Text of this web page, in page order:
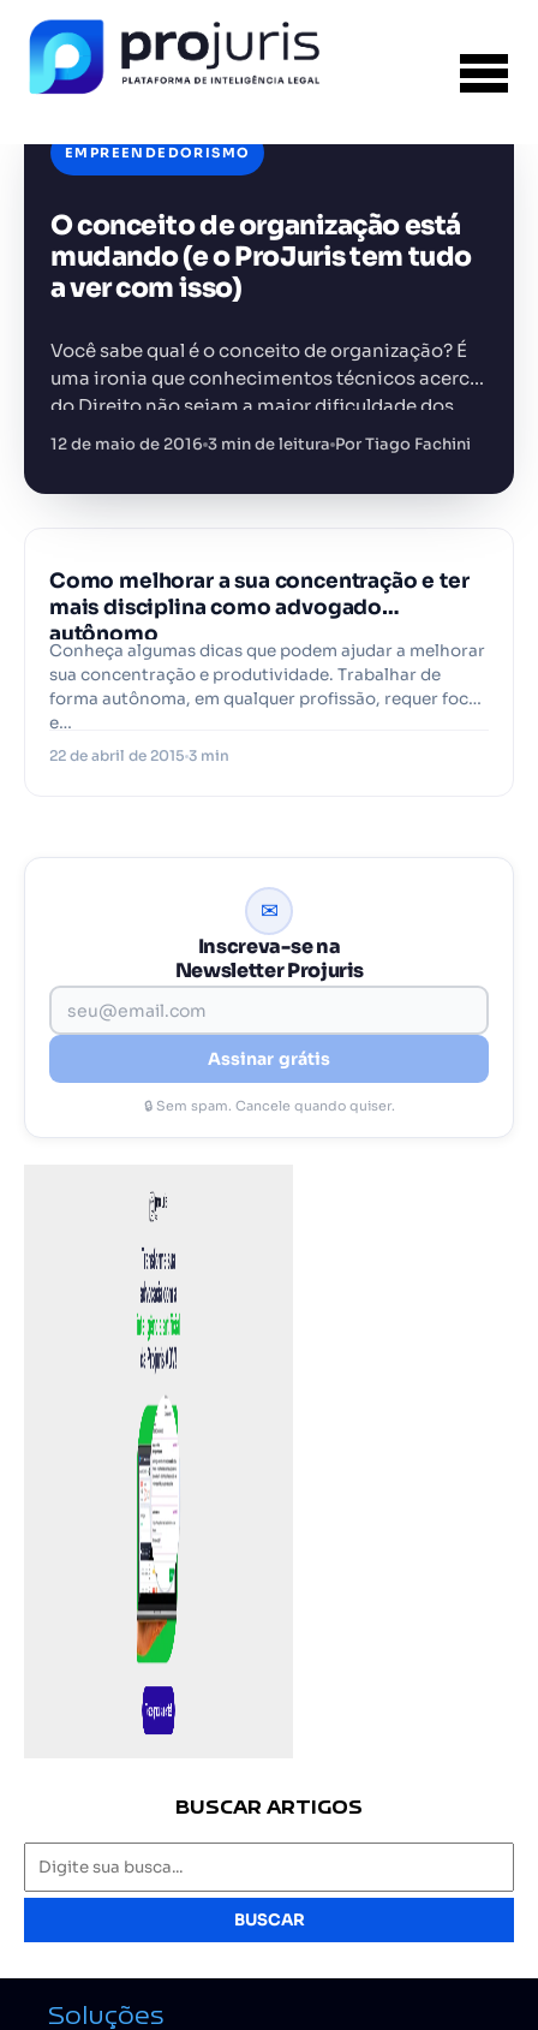
EMPREENDEDORISMO
O conceito de organização está
mudando (e o ProJuris tem tudo
a ver com isso)
Você sabe qual é o conceito de organização? É
uma ironia que conhecimentos técnicos acerca
do Direito não sejam a maior dificuldade dos
profissionais jurídicos durante um dia de
12 de maio de 2016 3 min de leitura Por Tiago Fachini
Como melhorar a sua concentração e ter
mais disciplina como advogado
autônomo
Conheça algumas dicas que podem ajudar a melhorar
sua concentração e produtividade. Trabalhar de
forma autônoma, em qualquer profissão, requer foco
e…
22 de abril de 2015 3 min
✉
Inscreva-se na
Newsletter Projuris
Assinar grátis
🔒 Sem spam. Cancele quando quiser.
BUSCAR ARTIGOS
BUSCAR
Soluções
FERRAMENTA RECOMENDADA PARA ESTE
CONTEÚDO
Sumarizador de Contratos
+14.000 juristas